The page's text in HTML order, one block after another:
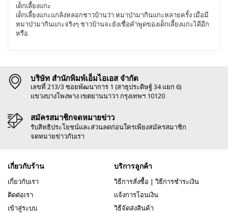
เด็กเลี้ยงแกะ
เด็กเลี้ยงแกะแกล้งหลอกชาวบ้านว่า หมาป่ามากินแกะหลายครั้ง เมื่อมี
หมาป่ามากินแกะจริงๆ ชาวบ้านจะยังเชื่อคำพูดของเด็กเลี้ยงแกะไดีอีก
หรือ
บริษัท สำนักพิมพ์เอ็มไอเอส จำกัด
เลขที่ 213/3 ซอยพัฒนาการ 1 (สาธุประดิษฐ์ 34 แยก 6)
แขวงบางโพงพาง เขตยานนาวา กรุงเทพฯ 10120
สมัครสมาชิกจดหมายข่าว
รับสิทธิประโยชน์และส่วนลดก่อนใครเพียงสมัครสมาชิก
จดหมายข่าวกับเรา
เกี่ยวกับร้าน
เกี่ยวกับเรา
ติดต่อเรา
เข้าสู่ระบบ
บริการลูกค้า
วิธีการสั่งซื้อ | วิธีการชำระเงิน
แจ้งการโอนเงิน
วิธีจัดส่งสินค้า